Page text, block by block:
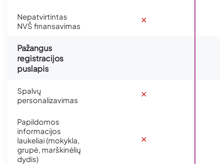
Nepatvirtintas
NVŠ finansavimas
Pažangus
registracijos
puslapis
Spalvų
personalizavimas
Papildomos
informacijos
laukeliai (mokykla,
grupė, marškinėlių
dydis)